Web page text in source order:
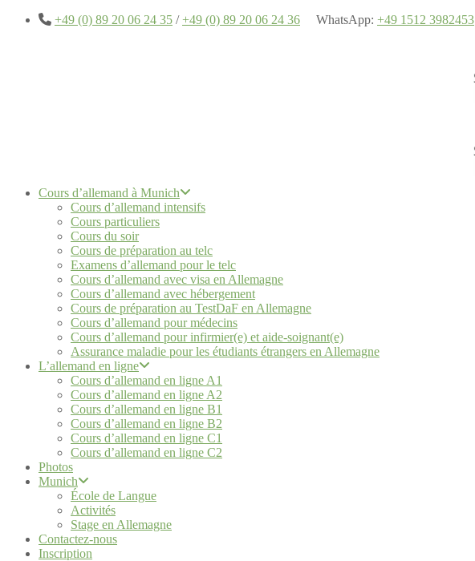
+49 (0) 89 20 06 24 35 /+49 (0) 89 20 06 24 36 WhatsApp: +49 1512 3982453
Cours d’allemand à Munich
Cours d’allemand intensifs
Cours particuliers
Cours du soir
Cours de préparation au telc
Examens d’allemand pour le telc
Cours d’allemand avec visa en Allemagne
Cours d’allemand avec hébergement
Cours de préparation au TestDaF en Allemagne
Cours d’allemand pour médecins
Cours d’allemand pour infirmier(e) et aide-soignant(e)
Assurance maladie pour les étudiants étrangers en Allemagne
L’allemand en ligne
Cours d’allemand en ligne A1
Cours d’allemand en ligne A2
Cours d’allemand en ligne B1
Cours d’allemand en ligne B2
Cours d’allemand en ligne C1
Cours d’allemand en ligne C2
Photos
Munich
École de Langue
Activités
Stage en Allemagne
Contactez-nous
Inscription